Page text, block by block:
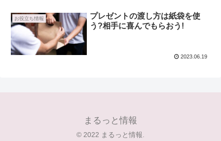
お役立ち情報
プレゼントの渡し方は紙袋を使
う?相手に喜んでもらおう!
2023.06.19
まるっと情報
© 2022 まるっと情報.